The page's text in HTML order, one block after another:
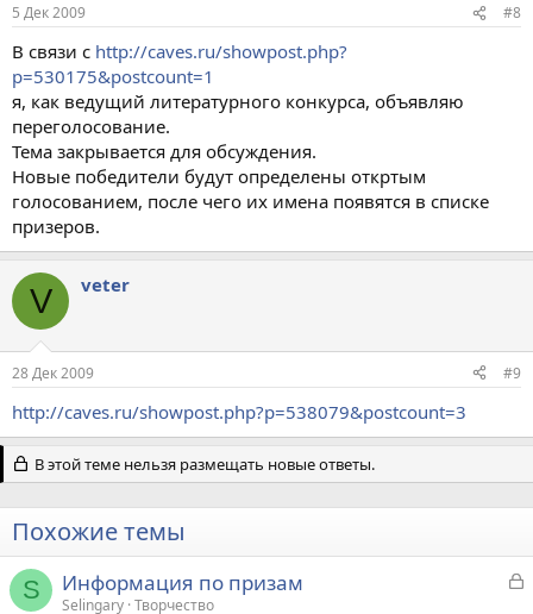
5 Дек 2009 #8
В связи с http://caves.ru/showpost.php?
p=530175&postcount=1
я, как ведущий литературного конкурса, объявляю
переголосование.
Тема закрывается для обсуждения.
Новые победители будут определены откртым
голосованием, после чего их имена появятся в списке
призеров.
V veter
28 Дек 2009 #9
http://caves.ru/showpost.php?p=538079&postcount=3
В этой теме нельзя размещать новые ответы.
Похожие темы
S
З
Информация по призам
Selingary Творчество